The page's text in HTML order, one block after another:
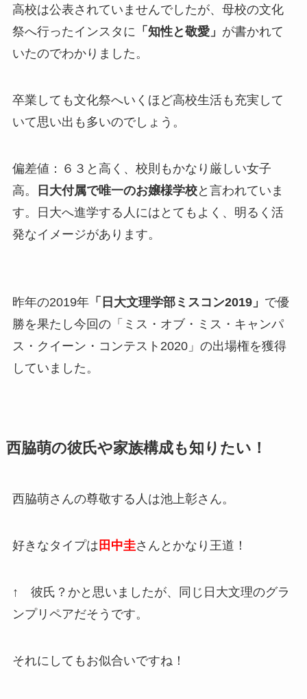
高校は公表されていませんでしたが、母校の文化
祭へ行ったインスタに 「知性と敬愛」 が書かれて
いたのでわかりました。
卒業しても文化祭へいくほど高校生活も充実して
いて思い出も多いのでしょう。
偏差値：６３と高く、校則もかなり厳しい女子
高。
日大付属で唯一のお嬢様学校と言われていま
す。日大へ進学する人にはとてもよく、明るく活
発なイメージがあります。
昨年の2019年「日大文理学部ミスコン2019」 で優
勝を果たし今回の「ミス・オブ・ミス・キャンパ
ス・クイーン・コンテスト2020」の出場権を獲得
していました。
西脇萌の彼氏や家族構成も知りたい！
西脇萌さんの尊敬する人は池上彰さん。
好きなタイプは 田中圭さんとかなり王道！
↑ 彼氏？かと思いましたが、同じ日大文理のグラ
ンプリペアだそうです。
それにしてもお似合いですね！